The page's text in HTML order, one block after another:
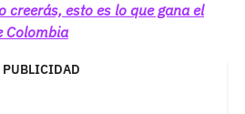
creerás, esto es lo que gana el
Colombia
PUBLICIDAD